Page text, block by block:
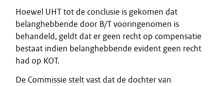
Hoewel UHT tot de conclusie is gekomen dat
belanghebbende door B/T vooringenomen is
behandeld, geldt dat er geen recht op compensatie
bestaat indien belanghebbende evident geen recht
had op KOT.
De Commissie stelt vast dat de dochter van